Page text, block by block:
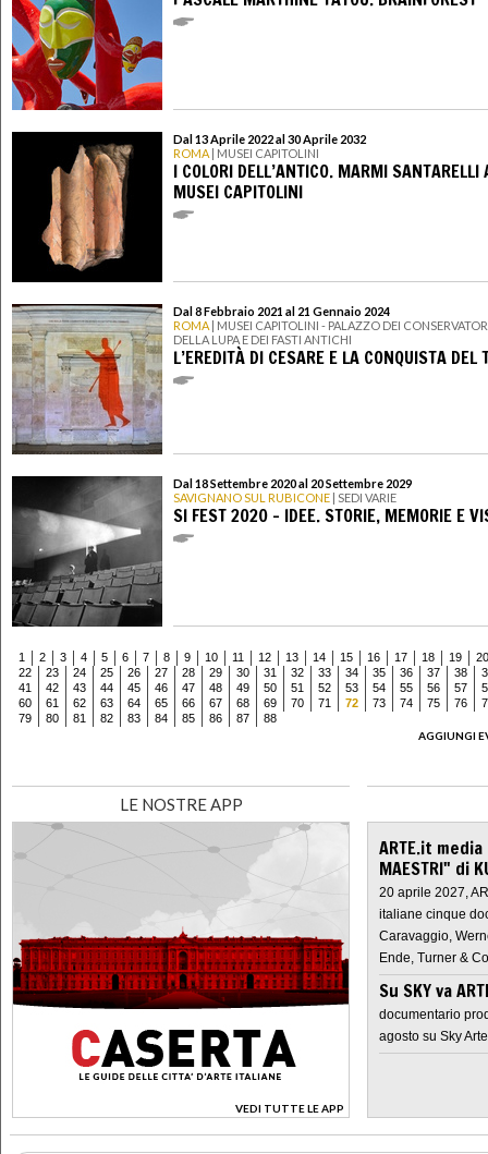
Dal 13 Aprile 2022 al 30 Aprile 2032
ROMA | MUSEI CAPITOLINI
I COLORI DELL’ANTICO. MARMI SANTARELLI
MUSEI CAPITOLINI
Dal 8 Febbraio 2021 al 21 Gennaio 2024
ROMA | MUSEI CAPITOLINI - PALAZZO DEI
DELLA LUPA E DEI FASTI ANTICHI
L’EREDITÀ DI CESARE E LA CONQUISTA DEL
Dal 18 Settembre 2020 al 20 Settembre 2029
SAVIGNANO SUL RUBICONE | SEDI VARIE
SI FEST 2020 - IDEE. STORIE, MEMORIE E
1 2 3 4 5 6 7 8 9 10 11 12 13 14 15 16 17 18 19
20
22
23 24 25 26 27 28 29 30 31 32 33 34 35 36 37 38
41
42 43 44 45 46 47 48 49 50 51 52 53 54 55 56 57
60
61 62 63 64 65 66 67 68 69 70 71 72 73 74 75 76
79
80 81 82 83 84 85 86 87
88
AGGIUNGI
LE NOSTRE APP
VEDI TUTTE LE APP
>
ARTE.it
MAESTRI" di
20 aprile 2027,
italiane cinque
Caravaggio,
Ende, Turner &
Su SKY va
documentario
agosto su Sky Arte